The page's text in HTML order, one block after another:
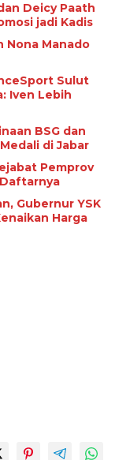
Deicy Paath
jadi Kadis
Nona Manado
Sulut
Iven Lebih
BSG dan
di Jabar
Pemprov
Gubernur YSK
Harga